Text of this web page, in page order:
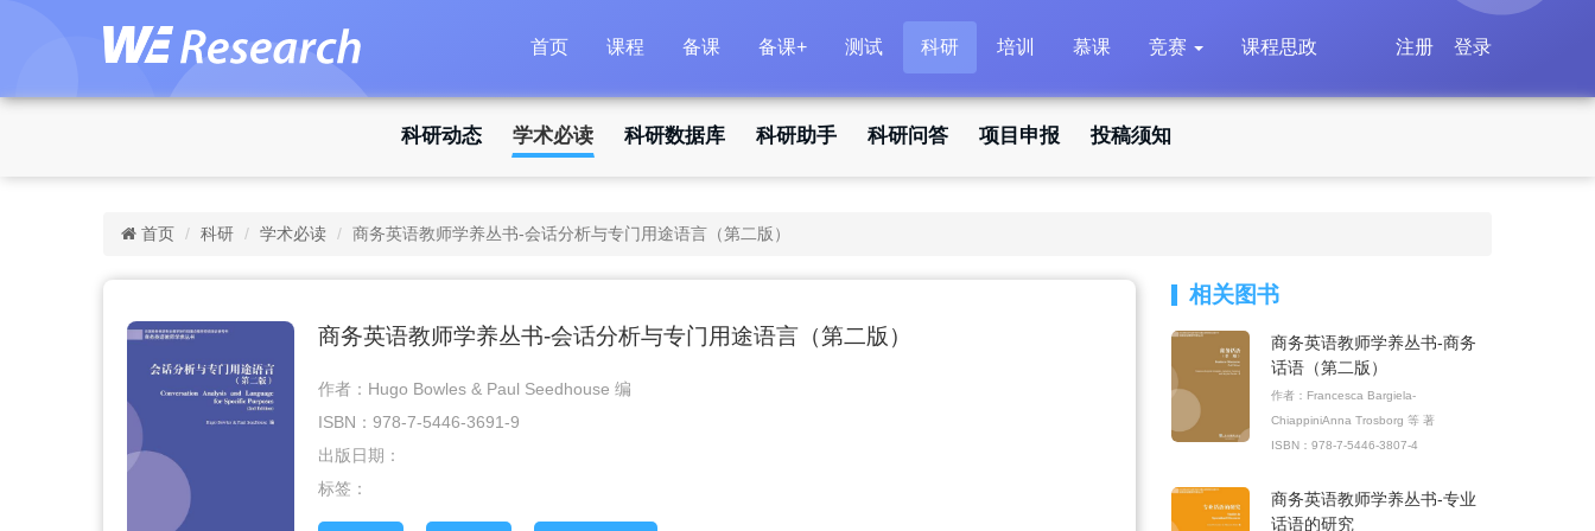
首页 课程 备课 备课+ 测试 科研 培训 慕课 竞赛 课程思政 登录
注册
科研动态 学术必读 科研数据库 科研助手 科研问答 项目申报 投稿须知
首页 科研 学术必读 商务英语教师学养丛书-会话分析与专门用途语言（第二版）
商务英语教师学养丛书-会话分析与专门用途语言（第二版）
作者：Hugo Bowles & Paul Seedhouse 编
ISBN：978-7-5446-3691-9
出版日期：
标签：
相关图书
商务英语教师学养丛书-商务
话语（第二版）
作者：Francesca Bargiela-
ChiappiniAnna Trosborg 等 著
ISBN：978-7-5446-3807-4
商务英语教师学养丛书-专业
话语的研究